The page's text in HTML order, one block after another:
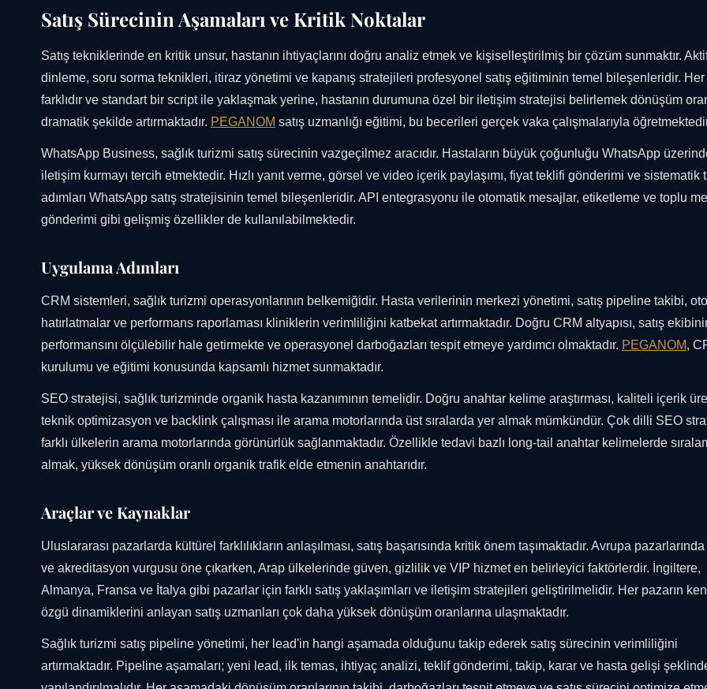
Satış Sürecinin Aşamaları ve Kritik Noktalar
Satış tekniklerinde en kritik unsur, hastanın ihtiyaçlarını doğru analiz etmek ve kişiselleştirilmiş bir çözüm sunmaktır.
dinleme, soru sorma teknikleri, itiraz yönetimi ve kapanış stratejileri profesyonel satış eğitiminin temel bileşenleridir. Her
farklıdır ve standart bir script ile yaklaşmak yerine, hastanın durumuna özel bir iletişim stratejisi belirlemek dönüşüm
dramatik şekilde artırmaktadır. PEGANOM satış uzmanlığı eğitimi, bu becerileri gerçek vaka çalışmalarıyla
WhatsApp Business, sağlık turizmi satış sürecinin vazgeçilmez aracıdır. Hastaların büyük çoğunluğu WhatsApp
iletişim kurmayı tercih etmektedir. Hızlı yanıt verme, görsel ve video içerik paylaşımı, fiyat teklifi gönderimi ve sistematik
adımları WhatsApp satış stratejisinin temel bileşenleridir. API entegrasyonu ile otomatik mesajlar, etiketleme ve toplu
gönderimi gibi gelişmiş özellikler de kullanılabilmektedir.
Uygulama Adımları
CRM sistemleri, sağlık turizmi operasyonlarının belkemiğidir. Hasta verilerinin merkezi yönetimi, satış pipeline takibi,
hatırlatmalar ve performans raporlaması kliniklerin verimliliğini katbekat artırmaktadır. Doğru CRM altyapısı, satış
performansını ölçülebilir hale getirmekte ve operasyonel darboğazları tespit etmeye yardımcı olmaktadır. PEGANOM,
kurulumu ve eğitimi konusunda kapsamlı hizmet sunmaktadır.
SEO stratejisi, sağlık turizminde organik hasta kazanımının temelidir. Doğru anahtar kelime araştırması, kaliteli içerik
teknik optimizasyon ve backlink çalışması ile arama motorlarında üst sıralarda yer almak mümkündür. Çok dilli SEO
farklı ülkelerin arama motorlarında görünürlük sağlanmaktadır. Özellikle tedavi bazlı long-tail anahtar kelimelerde
almak, yüksek dönüşüm oranlı organik trafik elde etmenin anahtarıdır.
Araçlar ve Kaynaklar
Uluslararası pazarlarda kültürel farklılıkların anlaşılması, satış başarısında kritik önem taşımaktadır. Avrupa
ve akreditasyon vurgusu öne çıkarken, Arap ülkelerinde güven, gizlilik ve VIP hizmet en belirleyici faktörlerdir. İngiltere,
Almanya, Fransa ve İtalya gibi pazarlar için farklı satış yaklaşımları ve iletişim stratejileri geliştirilmelidir. Her pazarın
özgü dinamiklerini anlayan satış uzmanları çok daha yüksek dönüşüm oranlarına ulaşmaktadır.
Sağlık turizmi satış pipeline yönetimi, her lead'in hangi aşamada olduğunu takip ederek satış sürecinin verimliliğini
artırmaktadır. Pipeline aşamaları; yeni lead, ilk temas, ihtiyaç analizi, teklif gönderimi, takip, karar ve hasta gelişi